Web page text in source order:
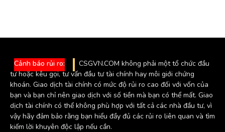
Cảnh báo rủi ro:
CSGVN.COM không phải một tổ chức đầu
tư hoặc kêu gọi, tư vấn đầu tư tài chính hay môi giới chứng
khoán. Giao dịch tài chính có mức độ rủi ro cao đối với vốn của
bạn và bạn chỉ nên giao dịch với số tiền mà bạn có thể mất. Giao
dịch tài chính có thể không phù hợp với tất cả các nhà đầu tư, vì
vậy hãy đảm bảo rằng bạn hiểu đầy đủ các rủi ro liên quan và tìm
kiếm lời khuyên độc lập nếu cần.